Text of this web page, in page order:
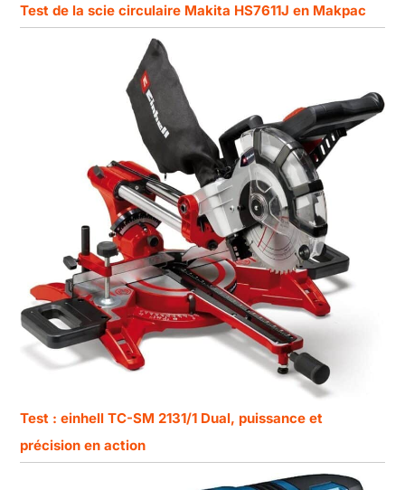
Test de la scie circulaire Makita HS7611J en Makpac
Test : einhell TC-SM 2131/1 Dual, puissance et
précision en action